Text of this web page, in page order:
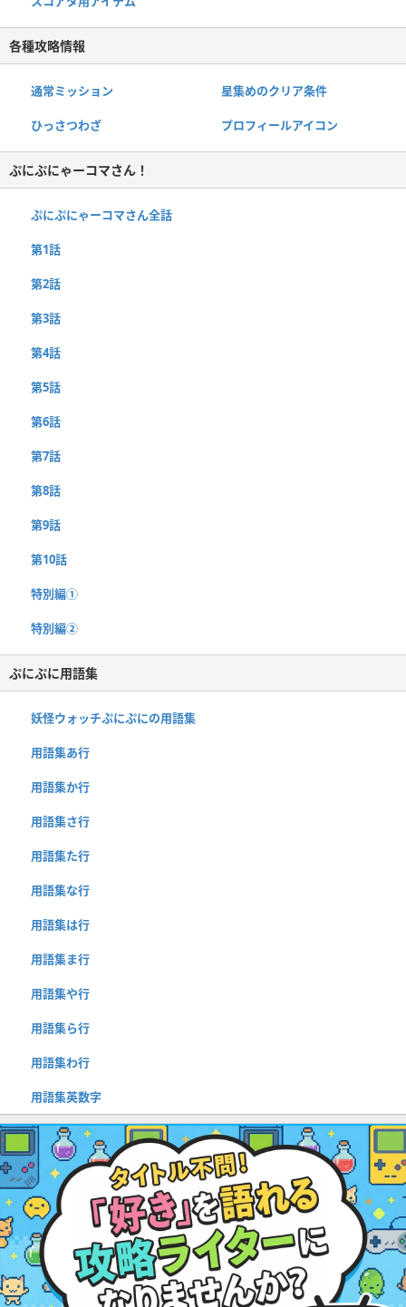
各種攻略情報
通常ミッション 星集めのクリア条件
ひっさつわざ プロフィールアイコン
ぷにぷにゃーコマさん！
ぷにぷにゃーコマさん全話
第1話
第2話
第3話
第4話
第5話
第6話
第7話
第8話
第9話
第10話
特別編①
特別編②
ぷにぷに用語集
妖怪ウォッチぷにぷにの用語集
用語集あ行
用語集か行
用語集さ行
用語集た行
用語集な行
用語集は行
用語集ま行
用語集や行
用語集ら行
用語集わ行
用語集英数字